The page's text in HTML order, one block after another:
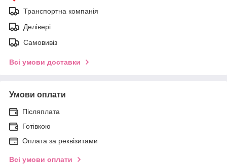
Транспортна компанія
Делівері
Самовивіз
Всі умови доставки
Умови оплати
Післяплата
Готівкою
Оплата за реквізитами
Всі умови оплати